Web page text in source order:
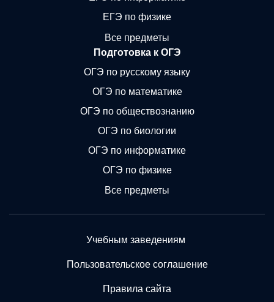
ЕГЭ по физике
Все предметы
Подготовка к ОГЭ
ОГЭ по русскому языку
ОГЭ по математике
ОГЭ по обществознанию
ОГЭ по биологии
ОГЭ по информатике
ОГЭ по физике
Все предметы
Учебным заведениям
Пользовательское соглашение
Правила сайта